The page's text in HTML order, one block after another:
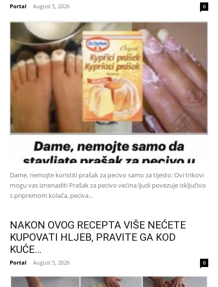
Portal - August 5, 2026 0
Dame, nemojte koristiti prašak za pecivo samo za tijesto: Ovi trikovi
mogu vas iznenaditi Prašak za pecivo većina ljudi povezuje isključivo
s pripremom kolača, peciva...
NAKON OVOG RECEPTA VIŠE NEĆETE
KUPOVATI HLJEB, PRAVITE GA KOD
KUĆE…
Portal - August 5, 2026 0